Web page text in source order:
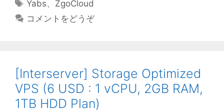
リ
グ
Yabs、 ZgoCloud
コメントをどうぞ
[Interserver] Storage Optimized
VPS (6 USD : 1 vCPU, 2GB RAM,
1TB HDD Plan)